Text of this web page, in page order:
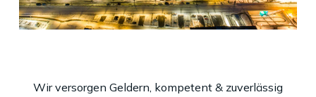
Wir versorgen Geldern, kompetent & zuverlässig